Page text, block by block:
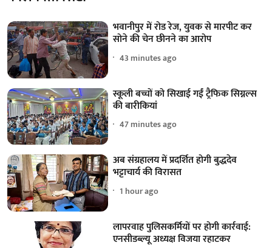
भवानीपुर में रोड रेज, युवक से मारपीट कर
सोने की चेन छीनने का आरोप
43 minutes ago
स्कूली बच्चों को सिखाई गईं ट्रैफिक सिग्नल्स
की बारीकियां
47 minutes ago
अब संग्रहालय में प्रदर्शित होगी बुद्धदेव
भट्टाचार्य की विरासत
1 hour ago
लापरवाह पुलिसकर्मियों पर होगी कार्रवाई:
एनसीडब्ल्यू अध्यक्ष विजया रहाटकर